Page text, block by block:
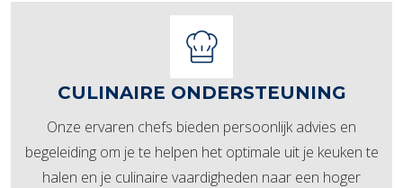
CULINAIRE ONDERSTEUNING
Onze ervaren chefs bieden persoonlijk advies en
begeleiding om je te helpen het optimale uit je keuken te
halen en je culinaire vaardigheden naar een hoger